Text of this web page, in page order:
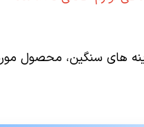
های سنگین، محصول